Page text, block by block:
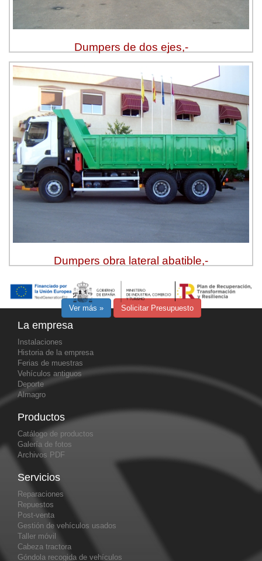
Dumpers de dos ejes,-
Ver más » Solicitar Presupuesto
Dumpers obra lateral abatible,-
Ver más » Solicitar Presupuesto
La empresa
Instalaciones
Historia de la empresa
Ferias de muestras
Vehículos antiguos
Deporte
Almagro
Productos
Catálogo de productos
Galería de fotos
Archivos PDF
Servicios
Reparaciones
Repuestos
Post-venta
Gestión de vehículos usados
Taller móvil
Cabeza tractora
Góndola recogida de vehículos